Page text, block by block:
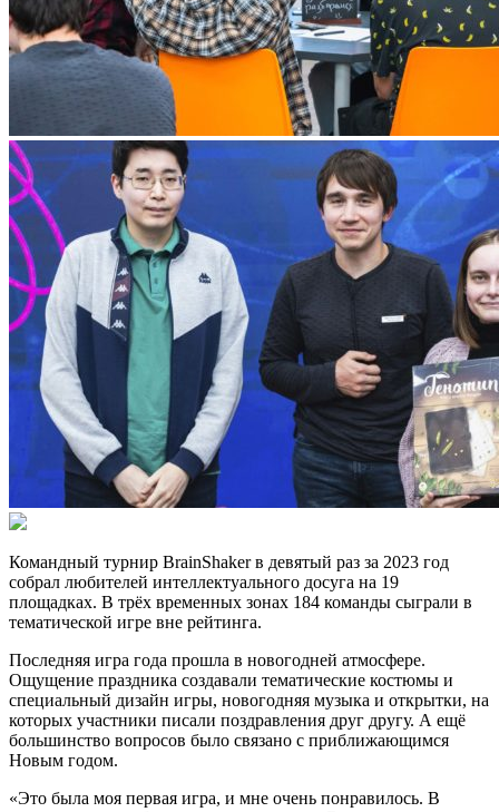
Командный турнир BrainShaker в девятый раз за 2023 год
собрал любителей интеллектуального досуга на 19
площадках. В трёх временных зонах 184 команды сыграли в
тематической игре вне рейтинга.
Последняя игра года прошла в новогодней атмосфере.
Ощущение праздника создавали тематические костюмы и
специальный дизайн игры, новогодняя музыка и открытки, на
которых участники писали поздравления друг другу. А ещё
большинство вопросов было связано с приближающимся
Новым годом.
«Это была моя первая игра, и мне очень понравилось. В